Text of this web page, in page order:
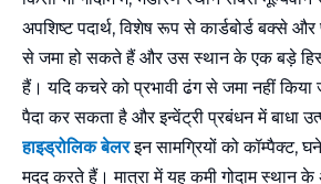
अपशिष्ट पदार्थ, विशेष रूप से कार्डबोर्ड बक्से
से जमा हो सकते हैं और उस स्थान के एक बड़े
हैं। यदि कचरे को प्रभावी ढंग से जमा नहीं किया
पैदा कर सकता है और इन्वेंट्री प्रबंधन में बाधा
हाइड्रोलिक बेलरइन सामग्रियों को कॉम्पैक्ट,
मदद करते हैं। मात्रा में यह कमी गोदाम स्थान